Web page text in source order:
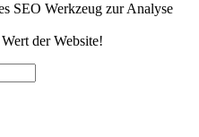
SEO Werkzeug zur Analyse
der Website!